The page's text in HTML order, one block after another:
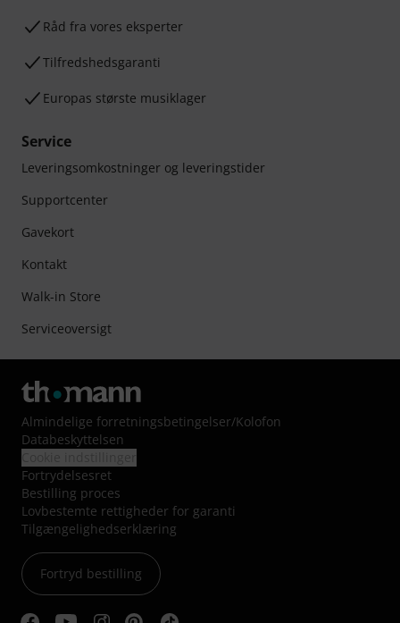
Råd fra vores eksperter
Tilfredshedsgaranti
Europas største musiklager
Service
Leveringsomkostninger og leveringstider
Supportcenter
Gavekort
Kontakt
Walk-in Store
Serviceoversigt
Almindelige forretningsbetingelser/Kolofon
Databeskyttelsen
Fortrydelsesret
Bestilling proces
Lovbestemte rettigheder for garanti
Tilgængelighedserklæring
Fortryd bestilling